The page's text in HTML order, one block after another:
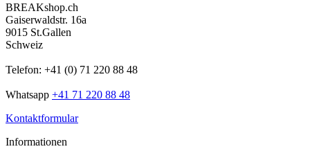
BREAKshop.ch
Gaiserwaldstr. 16a
9015 St.Gallen
Schweiz
Telefon: +41 (0) 71 220 88 48
Whatsapp +41 71 220 88 48
Kontaktformular
Informationen